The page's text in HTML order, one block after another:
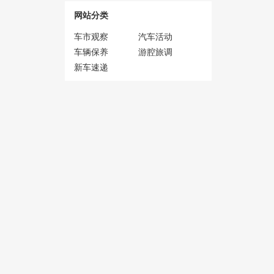
网站分类
车市观察
汽车活动
车辆保养
游腔旅调
新车速递